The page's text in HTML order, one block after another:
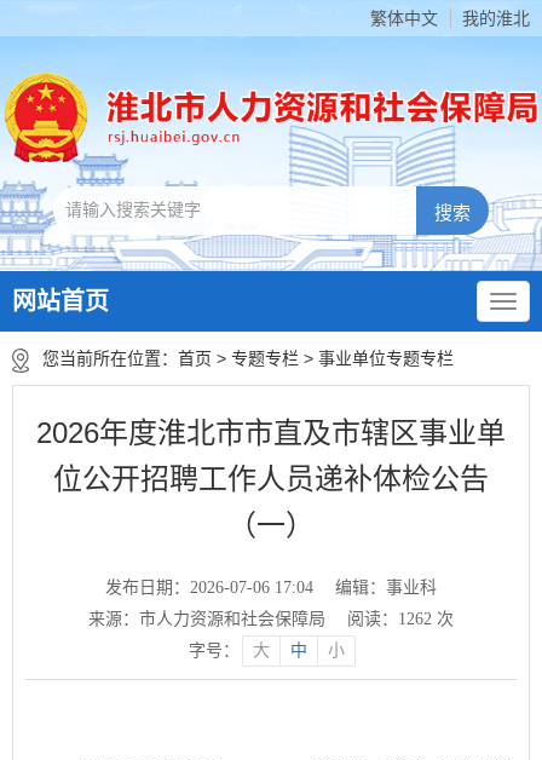
繁体中文 我的淮北
网站首页
您当前所在位置： 首页 > 专题专栏 > 事业单位专题专栏
2026年度淮北市市直及市辖区事业单
位公开招聘工作人员递补体检公告
（一）
发布日期：2026-07-06 17:04
编辑：事业科
来源：市人力资源和社会保障局
阅读： 1262 次
字号：
大 中 小